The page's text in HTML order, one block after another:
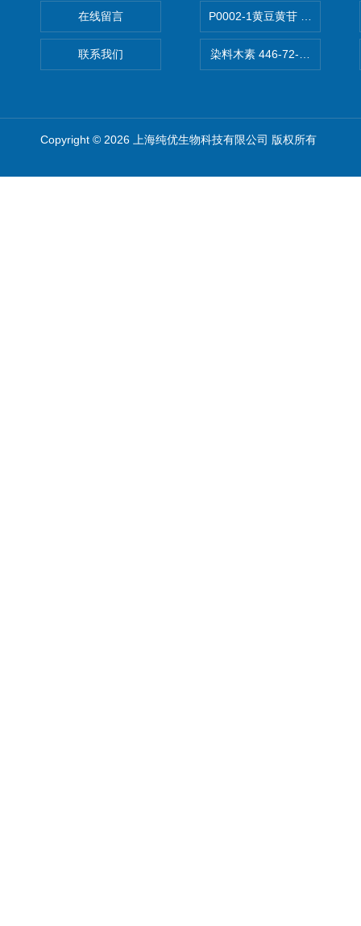
在线留言
联系我们
P0002-1黄豆黄苷 40246-10-
染料木素 446-72-0
Copyright © 2026 上海纯优生物科技有限公司 版权所有